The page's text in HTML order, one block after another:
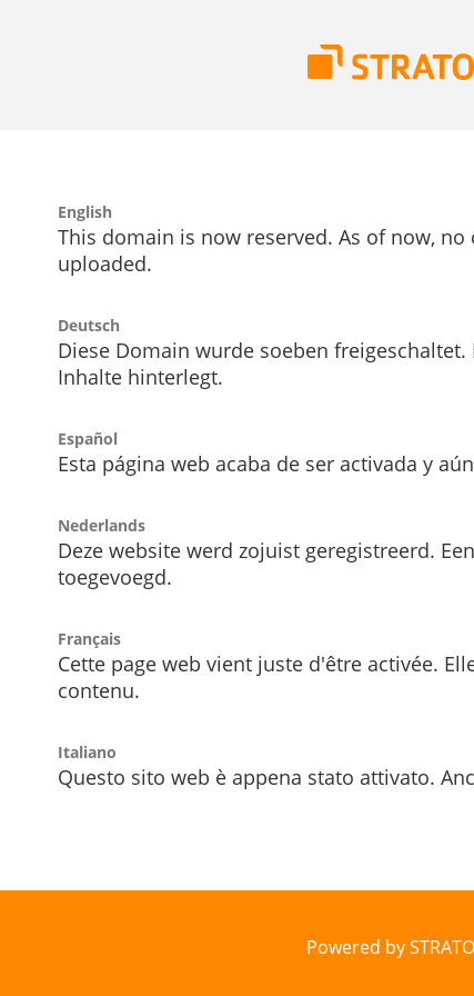
English
This domain is now reserved. As of now, no
uploaded.
Deutsch
Diese Domain wurde soeben
Inhalte hinterlegt.
Español
Esta página web acaba de ser activada y
Nederlands
Deze website werd zojuist geregistreerd.
toegevoegd.
Français
Cette page web vient juste d'être activée.
contenu.
Italiano
Questo sito web è appena stato attivato.
Powered by STRATO